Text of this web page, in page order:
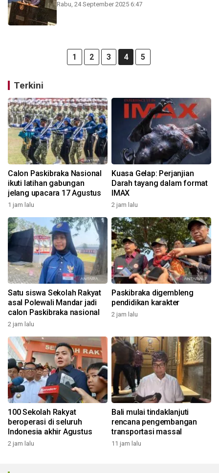
Rabu, 24 September 2025 6:47
1 2 3 4 5
Terkini
Calon Paskibraka Nasional
ikuti latihan gabungan
jelang upacara 17 Agustus
1 jam lalu
Kuasa Gelap: Perjanjian
Darah tayang dalam format
IMAX
2 jam lalu
Satu siswa Sekolah Rakyat
asal Polewali Mandar jadi
calon Paskibraka nasional
2 jam lalu
Paskibraka digembleng
pendidikan karakter
2 jam lalu
100 Sekolah Rakyat
beroperasi di seluruh
Indonesia akhir Agustus
2 jam lalu
Bali mulai tindaklanjuti
rencana pengembangan
transportasi massal
11 jam lalu